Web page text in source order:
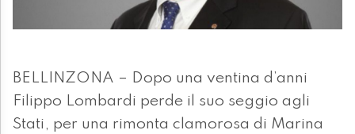
BELLINZONA – Dopo una ventina d’anni
Filippo Lombardi perde il suo seggio agli
Stati, per una rimonta clamorosa di Marina